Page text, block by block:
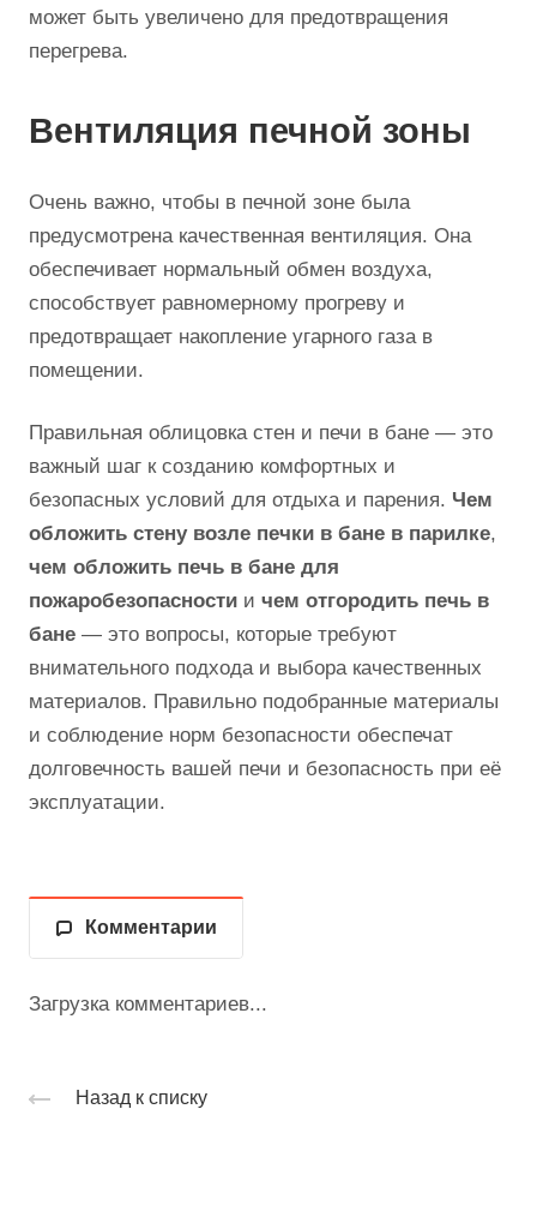
может быть увеличено для предотвращения
перегрева.
Вентиляция печной зоны
Очень важно, чтобы в печной зоне была
предусмотрена качественная вентиляция. Она
обеспечивает нормальный обмен воздуха,
способствует равномерному прогреву и
предотвращает накопление угарного газа в
помещении.
Правильная облицовка стен и печи в бане — это
важный шаг к созданию комфортных и
безопасных условий для отдыха и парения. Чем
обложить стену возле печки в бане в парилке,
чем обложить печь в бане для
пожаробезопасности и чем отгородить печь в
бане — это вопросы, которые требуют
внимательного подхода и выбора качественных
материалов. Правильно подобранные материалы
и соблюдение норм безопасности обеспечат
долговечность вашей печи и безопасность при её
эксплуатации.
Комментарии
Загрузка комментариев...
Назад к списку